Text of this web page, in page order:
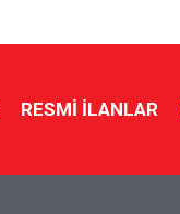
RESMI İLANLAR